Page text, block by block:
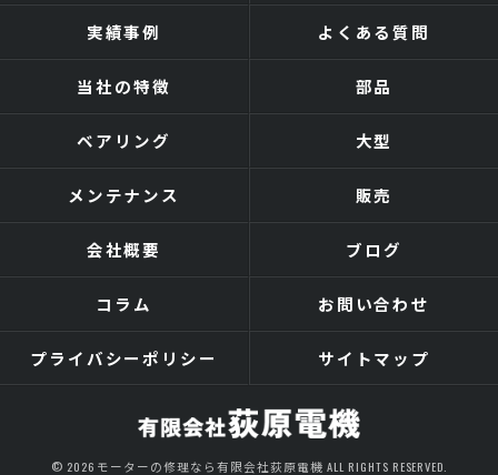
実績事例 よくある質問
当社の特徴 部品
ベアリング 大型
メンテナンス 販売
会社概要 ブログ
コラム お問い合わせ
プライバシーポリシー サイトマップ
© 2026 モーターの修理なら有限会社荻原電機 ALL RIGHTS RESERVED.